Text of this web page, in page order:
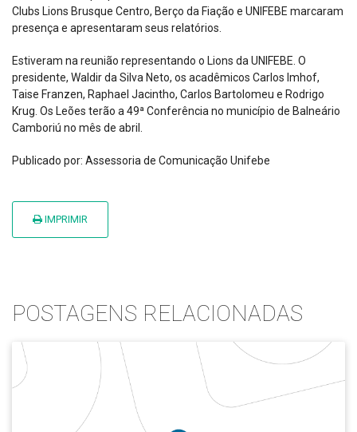
Clubs Lions Brusque Centro, Berço da Fiação e UNIFEBE marcaram
presença e apresentaram seus relatórios.
Estiveram na reunião representando o Lions da UNIFEBE. O
presidente, Waldir da Silva Neto, os acadêmicos Carlos Imhof,
Taise Franzen, Raphael Jacintho, Carlos Bartolomeu e Rodrigo
Krug. Os Leões terão a 49ª Conferência no município de Balneário
Camboriú no mês de abril.
Publicado por: Assessoria de Comunicação Unifebe
IMPRIMIR
POSTAGENS RELACIONADAS